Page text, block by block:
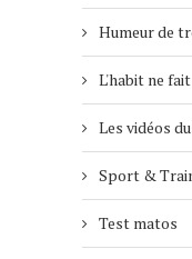
Humeur de
L'habit ne
Les vidéos
Sport &
Test matos